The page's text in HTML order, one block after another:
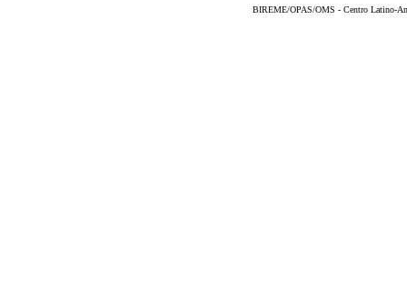
BIREME/OPAS/OMS - Centro Latino-